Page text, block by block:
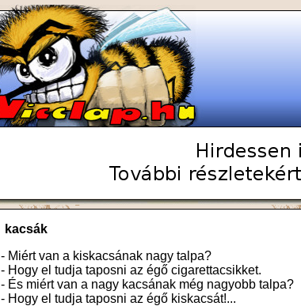
kacsák
- Miért van a kiskacsának nagy talpa?
- Hogy el tudja taposni az égő cigarettacsikket.
- És miért van a nagy kacsának még nagyobb talpa?
- Hogy el tudja taposni az égő kiskacsát!...